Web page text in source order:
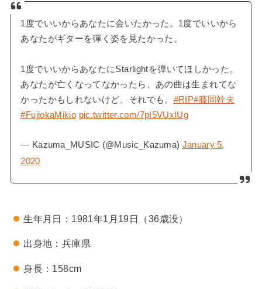
1度でいいからあなたに会いたかった。1度でいいから
あなたがギターを弾く姿を見たかった。
1度でいいからあなたにStarlightを弾いてほしかった。
あなたが亡くなってなかったら、あの曲は生まれてな
かったかもしれないけど、それでも。 #RIP#藤岡幹夫
#FujiokaMikio pic.twitter.com/7pI5VUxIUg
— Kazuma_MUSIC (@Music_Kazuma) January 5,
2020
生年月日：1981年1月19日（36歳没）
出身地：兵庫県
身長：158cm